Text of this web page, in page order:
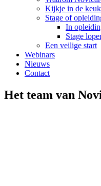
Kijkje in de
Stage of
In
Stage
Een veilige start
Webinars
Nieuws
Contact
Het team van